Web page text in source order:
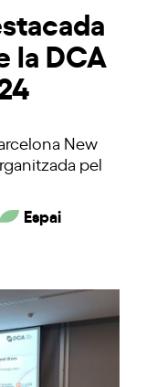
la DCA
New
pel
Espai